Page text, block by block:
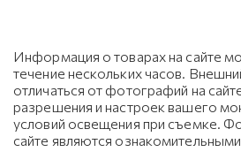
Информация о товарах на сайте
течение нескольких часов.
отличаться от фотографий на
разрешения и настроек вашего
условий освещения при съемке.
сайте являются